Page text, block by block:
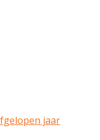
jaar